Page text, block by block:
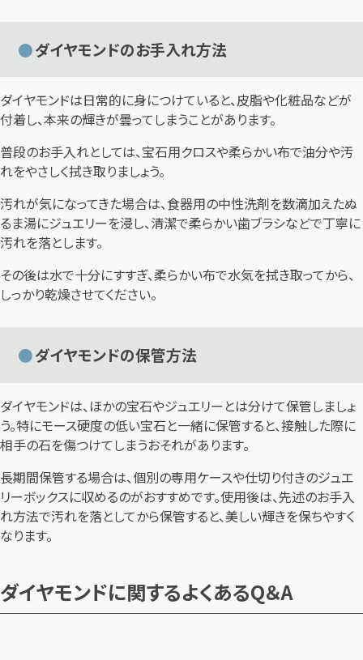
ダイヤモンドのお手入れ方法
ダイヤモンドは日常的に身につけていると、皮脂や化粧品などが
付着し、本来の輝きが曇ってしまうことがあります。
普段のお手入れとしては、宝石用クロスや柔らかい布で油分や汚
れをやさしく拭き取りましょう。
汚れが気になってきた場合は、食器用の中性洗剤を数滴加えたぬ
るま湯にジュエリーを浸し、清潔で柔らかい歯ブラシなどで丁寧に
汚れを落とします。
その後は水で十分にすすぎ、柔らかい布で水気を拭き取ってから、
しっかり乾燥させてください。
ダイヤモンドの保管方法
ダイヤモンドは、ほかの宝石やジュエリーとは分けて保管しましょ
う。特にモース硬度の低い宝石と一緒に保管すると、接触した際に
相手の石を傷つけてしまうおそれがあります。
長期間保管する場合は、個別の専用ケースや仕切り付きのジュエ
リーボックスに収めるのがおすすめです。使用後は、先述のお手入
れ方法で汚れを落としてから保管すると、美しい輝きを保ちやすく
なります。
ダイヤモンドに関するよくあるQ＆A